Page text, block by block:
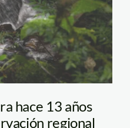
hace 13 años
regional